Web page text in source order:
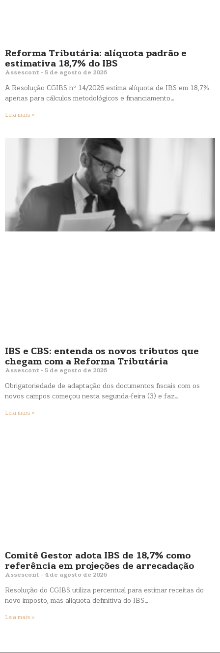
Reforma Tributária: alíquota padrão e
estimativa 18,7% do IBS
Assescont 5 de agosto de 2026
A Resolução CGIBS nº 14/2026 estima alíquota de IBS em 18,7%
apenas para cálculos metodológicos e financiamento…
Leia mais »
IBS e CBS: entenda os novos tributos que
chegam com a Reforma Tributária
Assescont 5 de agosto de 2026
Obrigatoriedade de adaptação dos documentos fiscais com os
novos campos começou nesta segunda-feira (3) e faz…
Leia mais »
Comitê Gestor adota IBS de 18,7% como
referência em projeções de arrecadação
Assescont 4 de agosto de 2026
Resolução do CGIBS utiliza percentual para estimar receitas do
novo imposto, mas alíquota definitiva do IBS…
Leia mais »